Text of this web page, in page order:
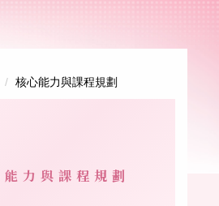
核心能力與課程規劃
力與課程規劃